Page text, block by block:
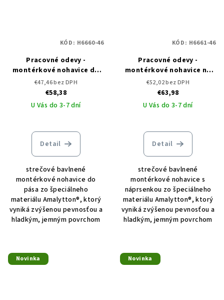
Pracovné odevy -
montérkové nohavice do
pása ARDON CREATRON
€47,46 bez DPH
€58,38
U Vás do 3-7 dní
Detail
strečové bavlnené
montérkové nohavice do
pása zo špeciálneho
materiálu Amalytton®, ktorý
vyniká zvýšenou pevnosťou a
hladkým, jemným povrchom
KÓD: H6660-46
Pracovné odevy -
montérkové nohavice na
traky ARDON CREATRON
€52,02 bez DPH
€63,98
U Vás do 3-7 dní
Detail
strečové bavlnené
montérkové nohavice s
náprsenkou zo špeciálneho
materiálu Amalytton®, ktorý
vyniká zvýšenou pevnosťou a
hladkým, jemným povrchom
KÓD: H6661-46
Novinka Novinka